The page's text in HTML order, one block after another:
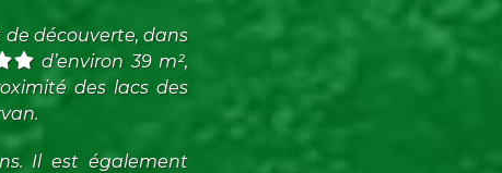
découverte, dans
d’environ 39 m²,
des lacs des
Il est également